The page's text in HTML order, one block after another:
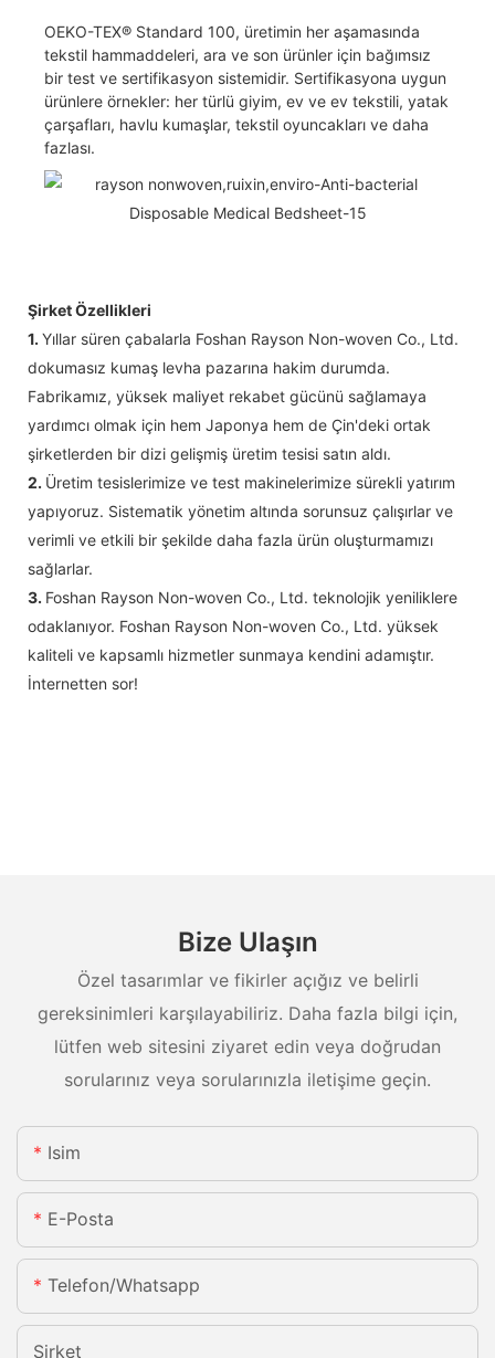
OEKO-TEX® Standard 100, üretimin her aşamasında
tekstil hammaddeleri, ara ve son ürünler için bağımsız
bir test ve sertifikasyon sistemidir. Sertifikasyona uygun
ürünlere örnekler: her türlü giyim, ev ve ev tekstili, yatak
çarşafları, havlu kumaşlar, tekstil oyuncakları ve daha
fazlası.
Şirket Özellikleri
1. Yıllar süren çabalarla Foshan Rayson Non-woven Co., Ltd.
dokumasız kumaş levha pazarına hakim durumda.
Fabrikamız, yüksek maliyet rekabet gücünü sağlamaya
yardımcı olmak için hem Japonya hem de Çin'deki ortak
şirketlerden bir dizi gelişmiş üretim tesisi satın aldı.
2. Üretim tesislerimize ve test makinelerimize sürekli yatırım
yapıyoruz. Sistematik yönetim altında sorunsuz çalışırlar ve
verimli ve etkili bir şekilde daha fazla ürün oluşturmamızı
sağlarlar.
3. Foshan Rayson Non-woven Co., Ltd. teknolojik yeniliklere
odaklanıyor. Foshan Rayson Non-woven Co., Ltd. yüksek
kaliteli ve kapsamlı hizmetler sunmaya kendini adamıştır.
İnternetten sor!
Bize Ulaşın
Özel tasarımlar ve fikirler açığız ve belirli
gereksinimleri karşılayabiliriz. Daha fazla bilgi için,
lütfen web sitesini ziyaret edin veya doğrudan
sorularınız veya sorularınızla iletişime geçin.
Isim
E-Posta
Telefon/whatsapp
Şirket